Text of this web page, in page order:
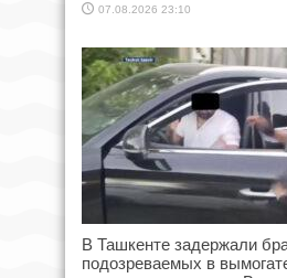
07.08.2026 23:10
В Ташкенте задержали
подозреваемых в